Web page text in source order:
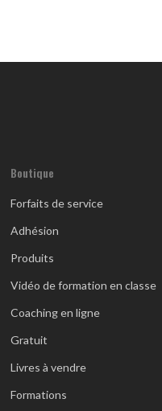
Boutique
Forfaits de service
Adhésion
Produits
Vidéo de formation en classe
Coaching en ligne
Gratuit
Livres à vendre
Formations